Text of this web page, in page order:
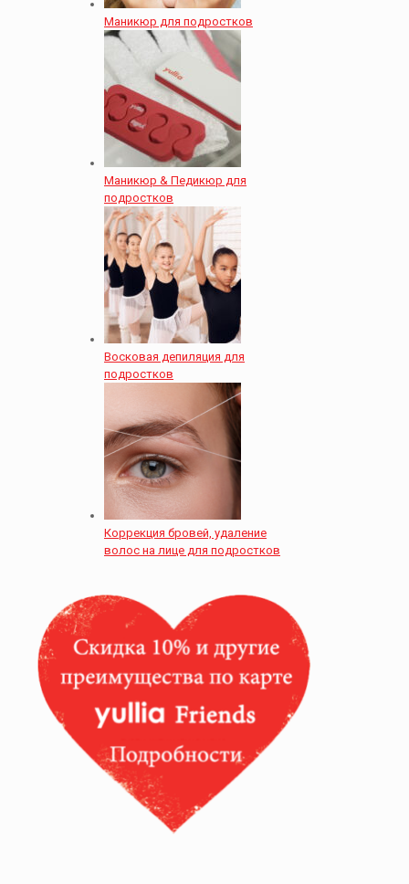
Маникюр для подростков
Маникюр & Педикюр для
подростков
Восковая депиляция для
подростков
Коррекция бровей, удаление
волос на лице для подростков